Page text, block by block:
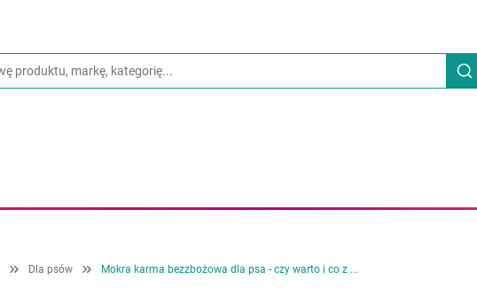
Dla psów Mokra karma bezzbożowa dla psa - czy warto i co z ...